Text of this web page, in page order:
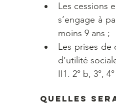
Les cessions
s’engage à
moins 9 ans ;
Les prises de
d’utilité
II1. 2° b, 3°,
Quelles